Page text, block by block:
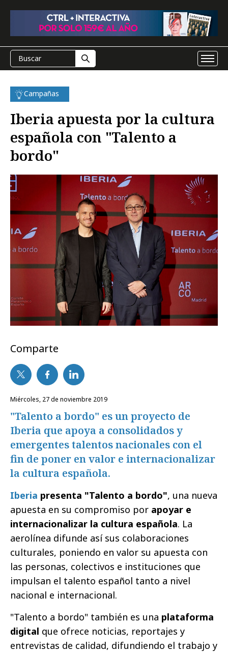
Campañas
Iberia apuesta por la cultura
española con "Talento a
bordo"
Comparte
miércoles, 27 de noviembre 2019
"Talento a bordo" es un proyecto de
Iberia que apoya a consolidados y
emergentes talentos nacionales con el
fin de poner en valor e internacionalizar
la cultura española.
Iberia presenta "Talento a bordo", una nueva
apuesta en su compromiso por apoyar e
internacionalizar la cultura española. La
aerolínea difunde así sus colaboraciones
culturales, poniendo en valor su apuesta con
las personas, colectivos e instituciones que
impulsan el talento español tanto a nivel
nacional e internacional.
"Talento a bordo" también es una plataforma
digital que ofrece noticias, reportajes y
entrevistas de calidad, difundiendo el trabajo y